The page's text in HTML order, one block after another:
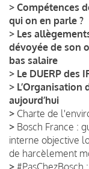
> Compétences
qui on en parle ?
> Les
dévoyée de son
bas salaire
> Le DUERP des
> L’Organisation
aujourd’hui
> Charte de
> Bosch France :
interne objective
de harcèlement
>